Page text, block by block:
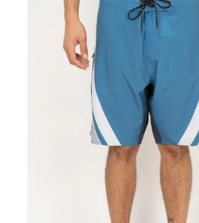
boardshort
5
6º
jaqueta
º
carteira
mochila
10
chinelo